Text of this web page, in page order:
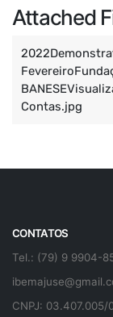
Attached
Contas.jpg
CONTATOS
Tel.: (79) 9 9904-
CNPJ: 03.407.005/